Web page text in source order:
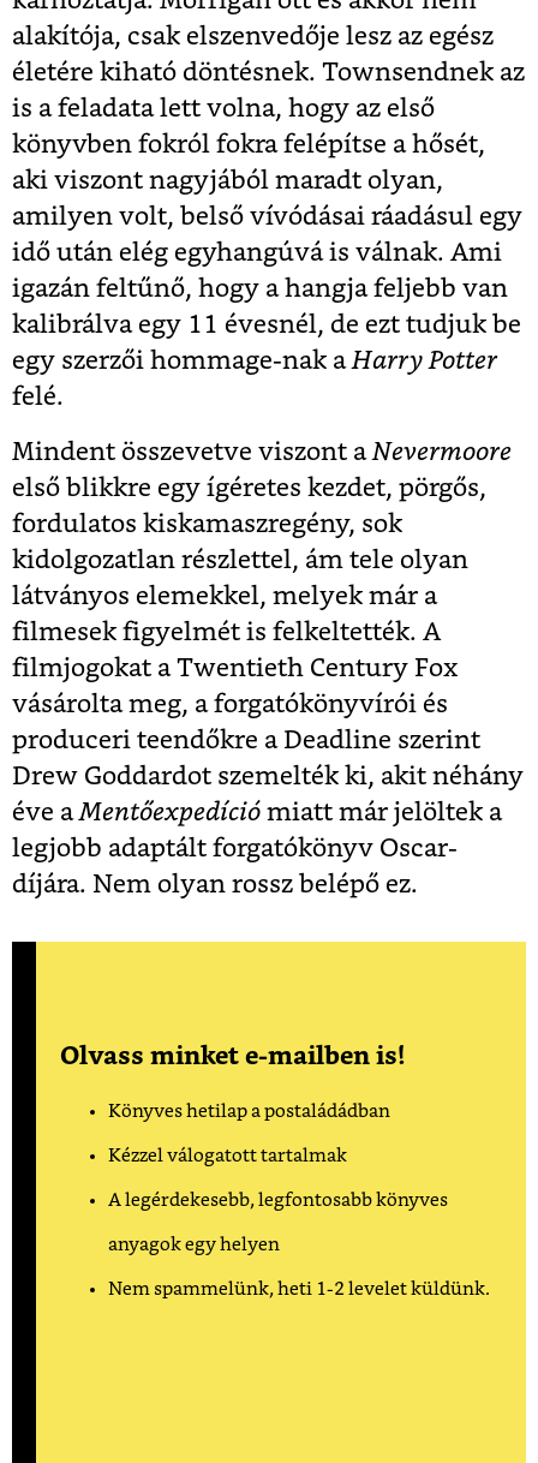
alakítója, csak elszenvedője lesz az egész
életére kiható döntésnek. Townsendnek az
is a feladata lett volna, hogy az első
könyvben fokról fokra felépítse a hősét,
aki viszont nagyjából maradt olyan,
amilyen volt, belső vívódásai ráadásul egy
idő után elég egyhangúvá is válnak. Ami
igazán feltűnő, hogy a hangja feljebb van
kalibrálva egy 11 évesnél, de ezt tudjuk be
egy szerzői hommage-nak aHarry Potter
felé.
Mindent összevetve viszont aNevermoore
első blikkre egy ígéretes kezdet, pörgős,
fordulatos kiskamaszregény, sok
kidolgozatlan részlettel, ám tele olyan
látványos elemekkel, melyek már a
filmesek figyelmét is felkeltették. A
filmjogokat a Twentieth Century Fox
vásárolta meg, a forgatókönyvírói és
produceri teendőkre a Deadline szerint
Drew Goddardot szemelték ki, akit néhány
éve aMentőexpedíció miatt már jelöltek a
legjobb adaptált forgatókönyv Oscar-
díjára. Nem olyan rossz belépő ez.
Olvass minket e-mailben is!
Könyves hetilap a postaládádban
Kézzel válogatott tartalmak
A legérdekesebb, legfontosabb könyves
anyagok egy helyen
Nem spammelünk, heti 1-2 levelet küldünk.